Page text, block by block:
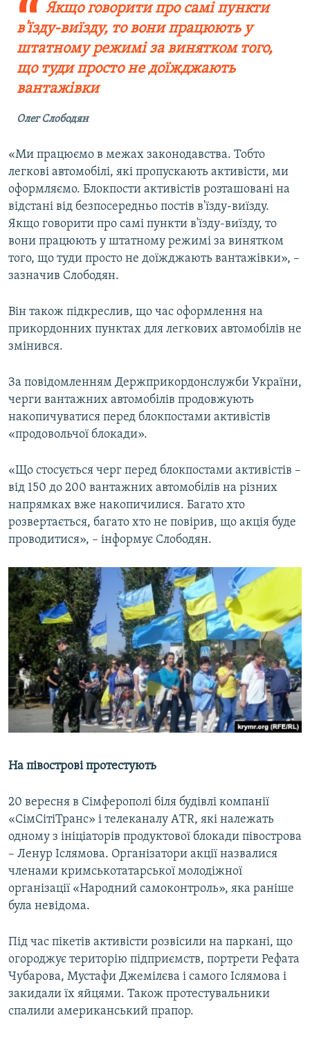
Якщо говорити про самі пункти
в'їзду-виїзду, то вони працюють у
штатному режимі за винятком того,
що туди просто не доїжджають
вантажівки
Олег Слободян
«Ми працюємо в межах законодавства. Тобто
легкові автомобілі, які пропускають активісти, ми
оформляємо. Блокпости активістів розташовані на
відстані від безпосередньо постів в'їзду-виїзду.
Якщо говорити про самі пункти в'їзду-виїзду, то
вони працюють у штатному режимі за винятком
того, що туди просто не доїжджають вантажівки», –
зазначив Слободян.
Він також підкреслив, що час оформлення на
прикордонних пунктах для легкових автомобілів не
змінився.
За повідомленням Держприкордонслужби України,
черги вантажних автомобілів продовжують
накопичуватися перед блокпостами активістів
«продовольчої блокади».
«Що стосується черг перед блокпостами активістів –
від 150 до 200 вантажних автомобілів на різних
напрямках вже накопичилися. Багато хто
розвертається, багато хто не повірив, що акція буде
проводитися», – інформує Слободян.
На півострові протестують
20 вересня в Сімферополі біля будівлі компанії
«СімСітіТранс» і телеканалу АTR, які належать
одному з ініціаторів продуктової блокади півострова
– Ленур Іслямова. Організатори акції назвалися
членами кримськотатарської молодіжної
організації «Народний самоконтроль», яка раніше
була невідома.
Під час пікетів активісти розвісили на паркані, що
огороджує територію підприємств, портрети Рефата
Чубарова, Мустафи Джемілєва і самого Іслямова і
закидали їх яйцями. Також протестувальники
спалили американський прапор.